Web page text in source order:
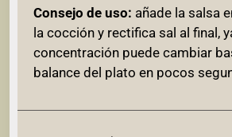
Consejo de uso: añade la salsa
la cocción y rectifica sal al final,
concentración puede cambiar
balance del plato en pocos